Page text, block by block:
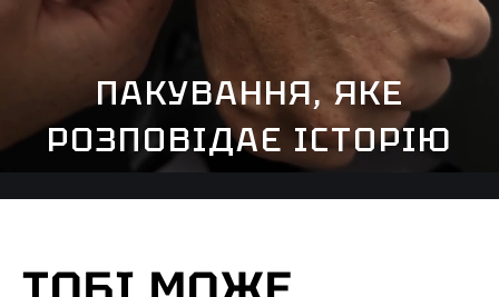
ПАКУВАННЯ, ЯКЕ
РОЗПОВІДАЄ ІСТОРІЮ